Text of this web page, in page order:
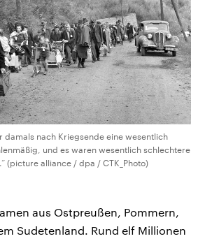
damals nach Kriegsende eine wesentlich
und es waren wesentlich schlechtere
(picture alliance / dpa / CTK_Photo)
aus Ostpreußen, Pommern,
Sudetenland. Rund elf Millionen